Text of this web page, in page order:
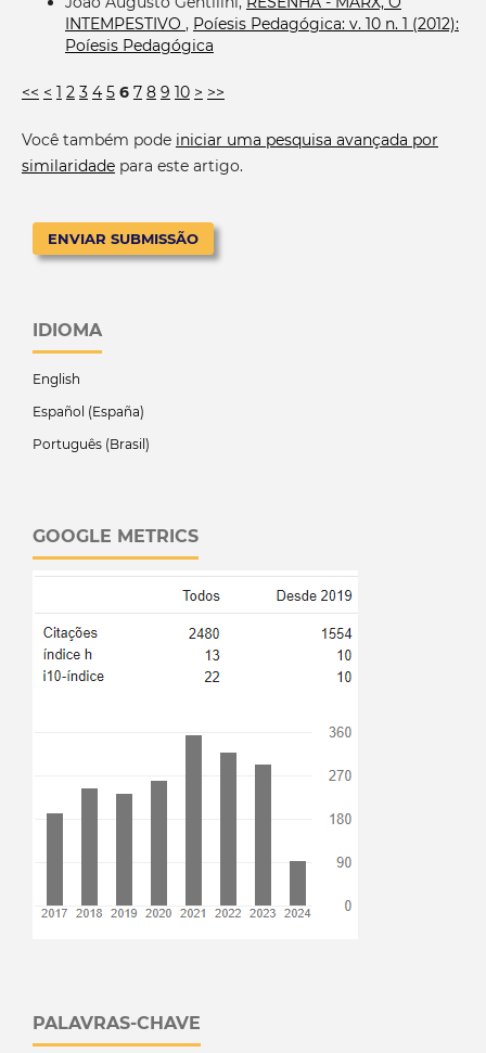
INTEMPESTIVO , Poíesis Pedagógica: v. 10 n. 1 (2012):
Poíesis Pedagógica
<< < 1 2 3 4 5 6 7 8 9 10 > >>
Você também pode iniciar uma pesquisa avançada por
similaridadepara este artigo.
ENVIAR SUBMISSÃO
IDIOMA
English
Español (España)
Português (Brasil)
GOOGLE METRICS
PALAVRAS-CHAVE